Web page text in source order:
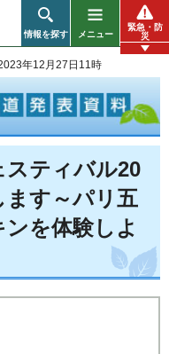
情報を探す メニュー
緊急・防
災
年12月27日11時
スティバル20
す～パリ五
を体験しよ